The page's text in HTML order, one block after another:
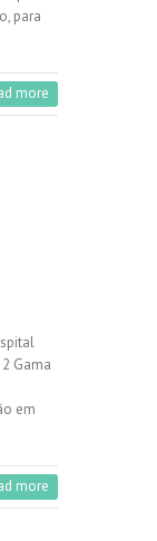
para
more
Gama
em
more